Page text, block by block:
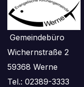
Gemeindebüro
Wichernstraße 2
59368 Werne
Tel.: 02389-3333